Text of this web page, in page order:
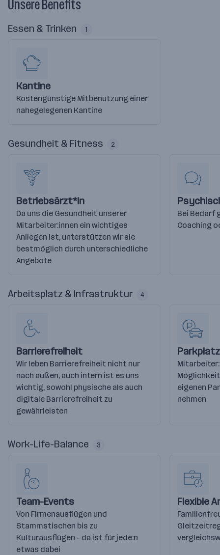
Unsere Benefits
Essen & Trinken 1
Kantine
Kostengünstige Mitbenutzung einer
nahegelegenen Kantine
Gesundheit & Fitness 2
Betriebsärzt*in
Da uns die Gesundheit unserer
Mitarbeiter:innen ein wichtiges
Anliegen ist, unterstützen wir sie
bestmöglich durch unterschiedliche
Angebote
Bei Bedarf
Coaching
Arbeitsplatz & Infrastruktur 4
Barrierefreiheit
Wir leben Barrierefreiheit nicht nur
nach außen, auch intern ist es uns
wichtig, sowohl physische als auch
digitale Barrierefreiheit zu
gewährleisten
Parkplatz
eigenen
nehmen
Work-Life-Balance 3
Team-Events
Von Firmenausflügen und
Stammstischen bis zu
Kulturausflügen - da ist für jede:n
etwas dabei
Flexible